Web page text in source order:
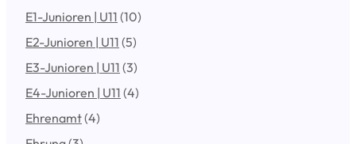
E1-Junioren | U11 (10)
E2-Junioren | U11 (5)
E3-Junioren | U11 (3)
E4-Junioren | U11 (4)
Ehrenamt(4)